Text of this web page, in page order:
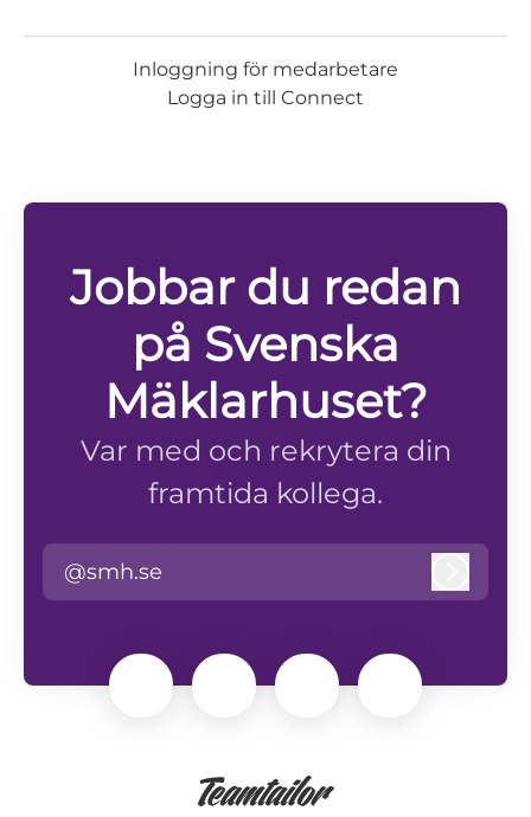
Inloggning för medarbetare
Logga in till Connect
Jobbar du redan
på Svenska
Mäklarhuset?
Var med och rekrytera din
framtida kollega.
@smh.se